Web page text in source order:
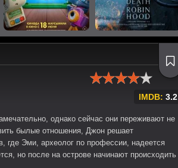
IMDB: 3.2
однако сейчас они переживают не
былые отношения, Джон решает
где Эми, археолог по профессии, надеется
но после на острове начинают происходить